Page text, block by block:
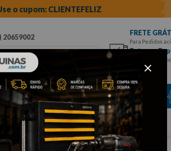
o cupom: CLIENTEFELIZ
20659002
FRETE
Para Pedidos
Entrega
para CEPS e
Aproveite!
Ferramentas
Automotivas Especiais
Equipamento
Auto Center
Clique e veja!